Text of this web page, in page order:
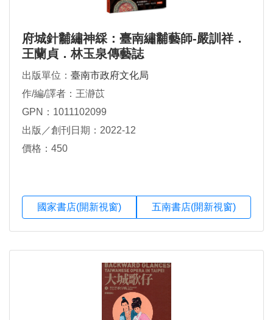
府城針黼繡神綵：臺南繡黼藝師-嚴訓祥．
王蘭貞．林玉泉傳藝誌
出版單位： 臺南市政府文化局
作/編/譯者：王瀞苡
GPN：1011102099
出版／創刊日期：2022-12
價格：450
國家書店(開新視窗) 五南書店(開新視窗)